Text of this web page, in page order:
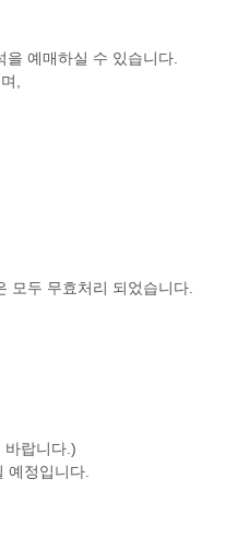
예매하실 수 있습니다.
,
모두 무효처리 되었습니다.
바랍니다.)
정입니다.